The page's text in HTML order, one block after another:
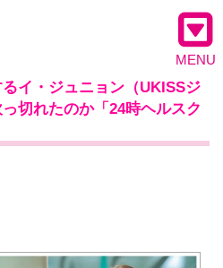
MENU
イ・ジュニョン（UKISSジ
切れたのか「24時ヘルスク